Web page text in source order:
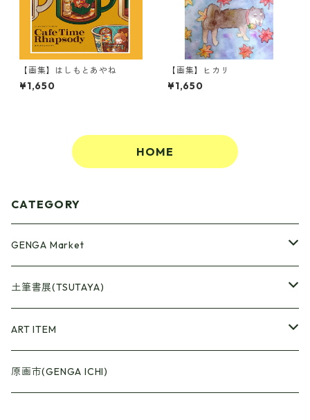
【画集】はしもとあやね
¥1,650
【画集】ヒカリ
¥1,650
HOME
CATEGORY
GENGA Market
●Artrooming Market
【Artrooming Shop】
【10】
●原画廊+Artrooming Shop
●ONEW Painters Market
土筆書展(TSUTAYA)
画収集
ART ITEM
●Book Cover
原画市(GENGA ICHI)